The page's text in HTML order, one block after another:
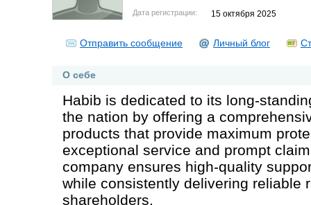
Дата регистрации: 15 октября 2025
Отправить сообщение Личный блог
О себе
Habib is dedicated to its long-
the nation by offering a
products that provide maximum
exceptional service and prompt
company ensures high-quality
while consistently delivering reliable
shareholders.